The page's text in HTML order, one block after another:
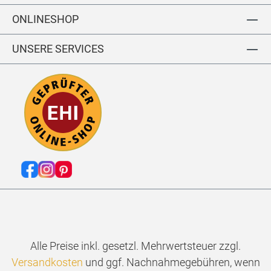
T
AI
C
V
ONLINESHOP
UNSERE SERVICES
Alle Preise inkl. gesetzl. Mehrwertsteuer zzgl.
Versandkosten und ggf. Nachnahmegebühren, wenn